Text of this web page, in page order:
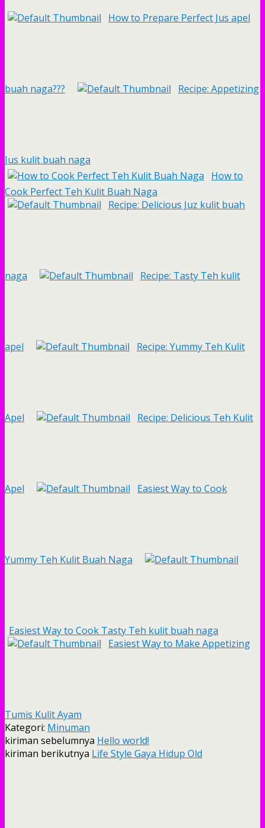
How to Prepare Perfect Jus apel
buah naga??? Recipe: Appetizing
Jus kulit buah naga
How to
Cook Perfect Teh Kulit Buah Naga
Recipe: Delicious Juz kulit buah
naga Recipe: Tasty Teh kulit
apel Recipe: Yummy Teh Kulit
Apel Recipe: Delicious Teh Kulit
Apel Easiest Way to Cook
Yummy Teh Kulit Buah Naga
Easiest Way to Cook Tasty Teh kulit buah naga
Easiest Way to Make Appetizing
Tumis Kulit Ayam
Kategori: Minuman
kiriman sebelumnya Hello world!
kiriman berikutnya Life Style Gaya Hidup Old